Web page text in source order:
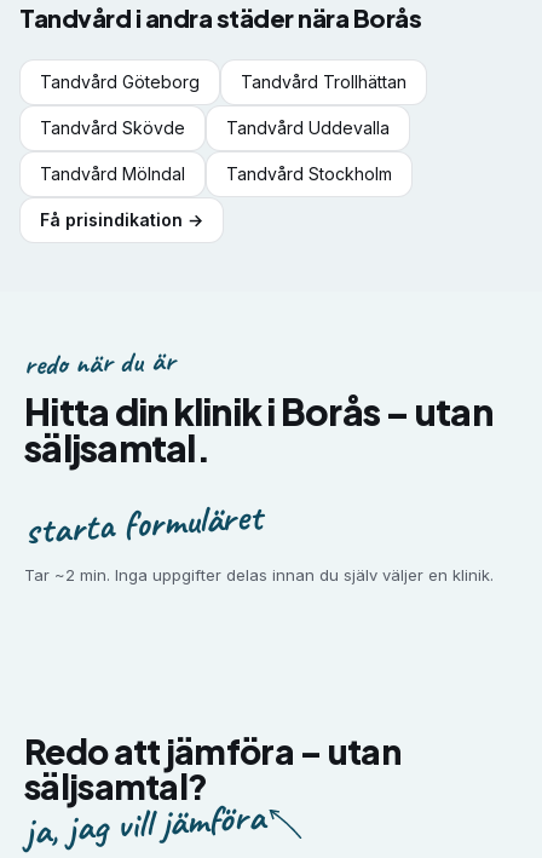
Tandvård i andra städer nära Borås
Tandvård Göteborg Tandvård Trollhättan
Tandvård Skövde Tandvård Uddevalla
Tandvård Mölndal Tandvård Stockholm
Få prisindikation →
redo när du är
Hitta din klinik iBorås– utan
säljsamtal.
starta formuläret
Tar ~2 min. Inga uppgifter delas innan du själv väljer en klinik.
Redo att jämföra – utan
säljsamtal?
ja, jag vill jämföra